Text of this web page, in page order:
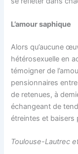
L’amour saphique
Alors qu’aucune
hétérosexuelle en
témoigner de
pensionnaires
de retenues, à
échangeant de
étreintes et baisers
Toulouse-Lautrec